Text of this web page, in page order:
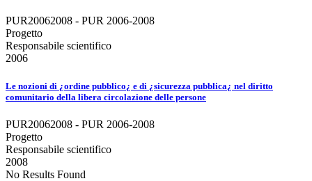
PUR20062008 - PUR 2006-2008
Progetto
Responsabile scientifico
2006
Le nozioni di ¿ordine pubblico¿ e di ¿sicurezza pubblica¿ nel diritto
comunitario della libera circolazione delle persone
PUR20062008 - PUR 2006-2008
Progetto
Responsabile scientifico
2008
No Results Found